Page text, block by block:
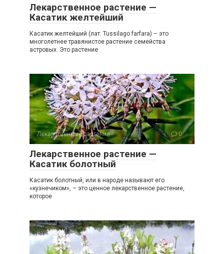
Лекарственное растение —
Касатик желтейший
Касатик желтейший (лат. Tussilago farfara) – это
многолетнее травянистое растение семейства
астровых. Это растение
Лекарственные растения 0
Лекарственное растение —
Касатик болотный
Касатик болотный, или в народе называют его
«кузнечиком», – это ценное лекарственное растение,
которое